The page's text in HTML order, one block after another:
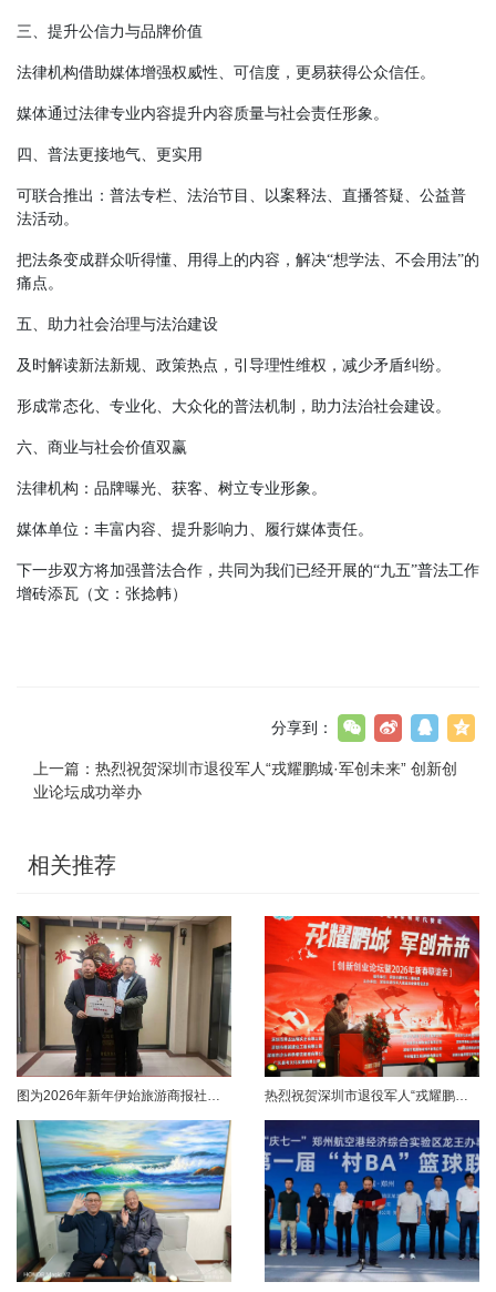
三、提升公信力与品牌价值
法律机构借助媒体增强权威性、可信度，更易获得公众信任。
媒体通过法律专业内容提升内容质量与社会责任形象。
四、普法更接地气、更实用
可联合推出：普法专栏、法治节目、以案释法、直播答疑、公益普
法活动。
把法条变成群众听得懂、用得上的内容，解决“想学法、不会用法”的
痛点。
五、助力社会治理与法治建设
及时解读新法新规、政策热点，引导理性维权，减少矛盾纠纷。
形成常态化、专业化、大众化的普法机制，助力法治社会建设。
六、商业与社会价值双赢
法律机构：品牌曝光、获客、树立专业形象。
媒体单位：丰富内容、提升影响力、履行媒体责任。
下一步双方将加强普法合作，共同为我们已经开展的“九五”普法工作
增砖添瓦（文：张捻帏）
分享到：
上一篇： 热烈祝贺深圳市退役军人“戎耀鹏城·军创未来” 创新创
业论坛成功举办
相关推荐
图为2026年新年伊始旅游商报社融媒体中心、社长杜哲正在给我司达成战略合作单位的授牌仪式图为著名媒体人程卫华与陕西和谐法律服务有限公司总经理王孝毓在一起 2026年2月10日，北京路通法律咨询服务有限公司总经理张捻帏一行受邀来到十三朝古都的西安，与旅游商报社融媒体中心、社长杜哲促膝长谈当前如何做好“九五”普法宣传工作，更好的实现法律+媒体的综合性全民普法服务措施，普遍认为：一、专业+传播，普法效率...... 热烈祝贺深圳市退役军人“戎耀鹏城·军创未来”创新创业论坛成功举办 2026年1月25日深圳（瀚宇传媒凌利平）今日下午，由深圳市退役军人事务局指导、深圳市退役军人就业创业服务促进会主办的“戎耀鹏城·军创未来”创新创业论坛在深圳盛大举行。来自军创领域的专家学者、优秀退役军人企业家、创业代表及相关部门负责人齐聚一堂，共话退役军人创新创业新路径，共贺新春。高屋建瓴，共启新篇 活动在庄严的国歌声中拉......